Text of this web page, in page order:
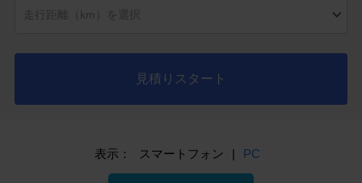
見積りスタート
表示： スマートフォン | PC